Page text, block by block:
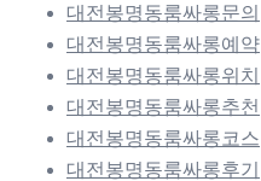
대전봉명동룸싸롱문의
대전봉명동룸싸롱예약
대전봉명동룸싸롱위치
대전봉명동룸싸롱추천
대전봉명동룸싸롱코스
대전봉명동룸싸롱후기